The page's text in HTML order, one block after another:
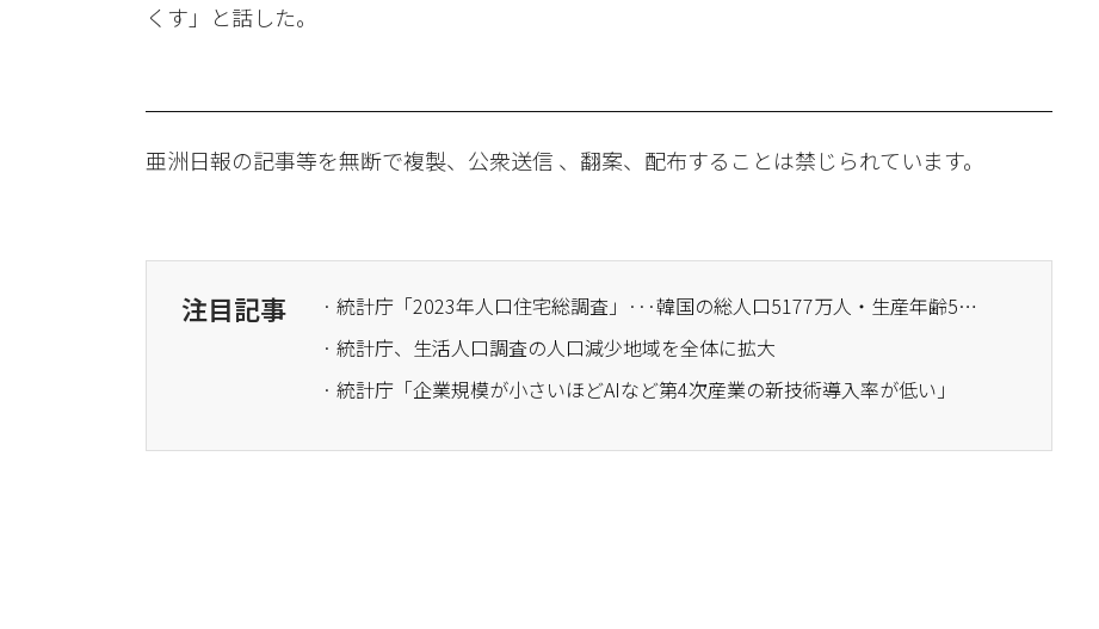
くす」と話した。
亜洲日報の記事等を無断で複製、公衆送信 、翻案、配布することは禁じられています。
注目記事
· 統計庁「2023年人口住宅総調査」···韓国の総人口5177万人・生産年齢5年連続↓
· 統計庁、生活人口調査の人口減少地域を全体に拡大
· 統計庁「企業規模が小さいほどAIなど第4次産業の新技術導入率が低い」